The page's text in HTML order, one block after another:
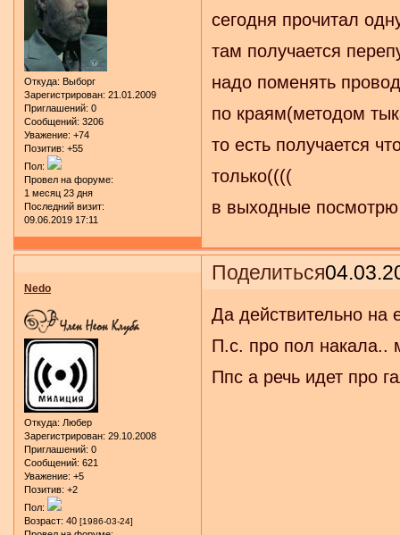
Откуда: Выборг
Зарегистрирован: 21.01.2009
Приглашений: 0
Сообщений: 3206
Уважение: +74
Позитив: +55
Пол:
Провел на форуме:
1 месяц 23 дня
Последний визит:
09.06.2019 17:11
сегодня прочитал
там получается
надо поменять
по краям(методом
то есть получается
только((((
в выходные посмотрю
Поделиться
Nedo
Откуда: Любер
Зарегистрирован: 29.10.2008
Приглашений: 0
Сообщений: 621
Уважение: +5
Позитив: +2
Пол:
Возраст: 40 [1986-03-24]
Да действительно на
П.с. про пол накала..
Ппс а речь идет про